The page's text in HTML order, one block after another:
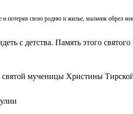
потеряв свою родню и жилье, мальчик обрел
с детства. Память этого
святой мученицы Христины